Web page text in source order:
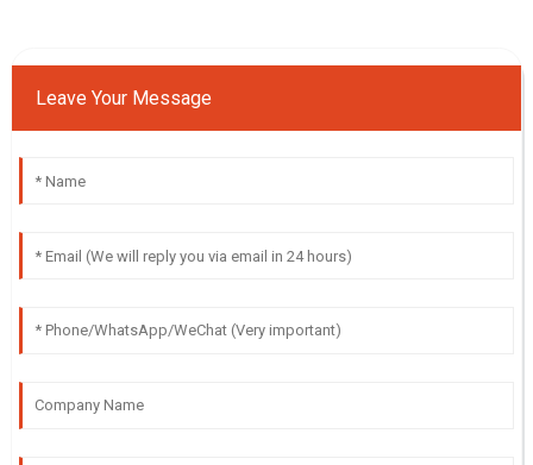
Leave Your Message